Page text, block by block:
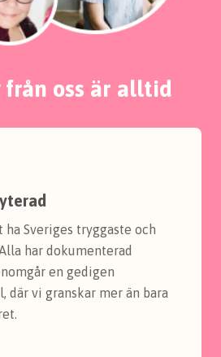
från oss är alltid
Sveriges tryggaste och
har dokumenterad
en gedigen
där vi granskar mer än bara